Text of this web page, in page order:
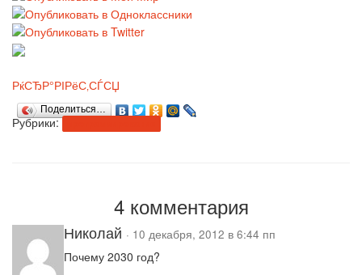
РќСЂР°РІРёС‚СЃСЏ
Поделиться…
Рубрики:
4 комментария
Николай · 10 декабря, 2012 в 6:44 пп
Почему 2030 год?